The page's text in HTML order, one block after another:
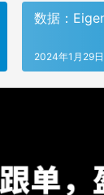
数据：
2024年1月29